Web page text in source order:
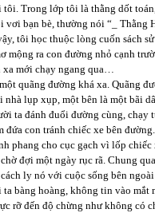
Trong lớp tôi là thằng dốt
bạn bè, thường nói “_ Thằng
tôi học thuộc lòng cuốn sách
ra con đường nhỏ cạnh
xa mới chạy ngang qua…
quãng đường khá xa. Quãng
lụp xụp, một bên là một bãi
ta đánh đuổi đường cùng, chạy
con tránh chiếc xe bên
phang cho cục gạch vì lốp
đợi một ngày rục rã. Chung
ly nó với cuộc sống bên
bàng hoàng, không tin vào mắt
rỡ đến độ chừng như không có